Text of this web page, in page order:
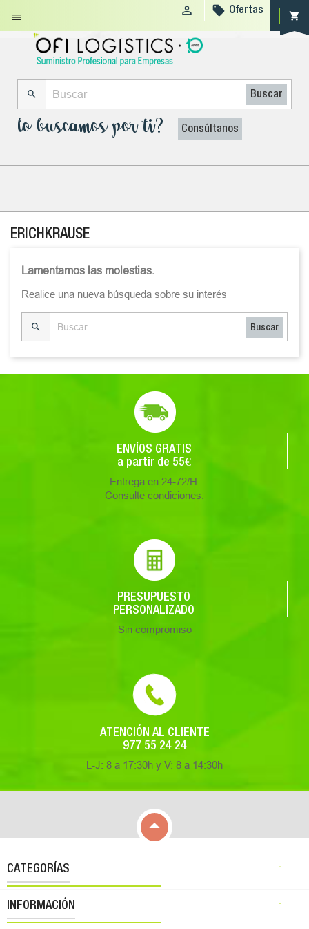
 shopping_cart
  Ofertas
 Buscar
lo buscamos por ti? Consúltanos
ERICHKRAUSE
Lamentamos las molestias.
Realice una nueva búsqueda sobre su interés
 Buscar
ENVÍOS GRATIS
a partir de 55€
Entrega en 24-72/H.
Consulte condiciones.
PRESUPUESTO
PERSONALIZADO
Sin compromiso
ATENCIÓN AL CLIENTE
977 55 24 24
L-J: 8 a 17:30h y V: 8 a 14:30h

CATEGORÍAS 
INFORMACIÓN 